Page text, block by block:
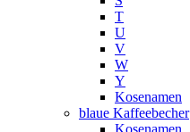
T
U
V
W
Y
Kosenamen
blaue Kaffeebecher
Kosenamen